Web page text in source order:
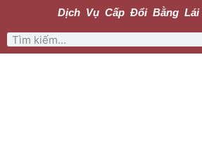
Dịch Vụ Cấp Đổi Bằng